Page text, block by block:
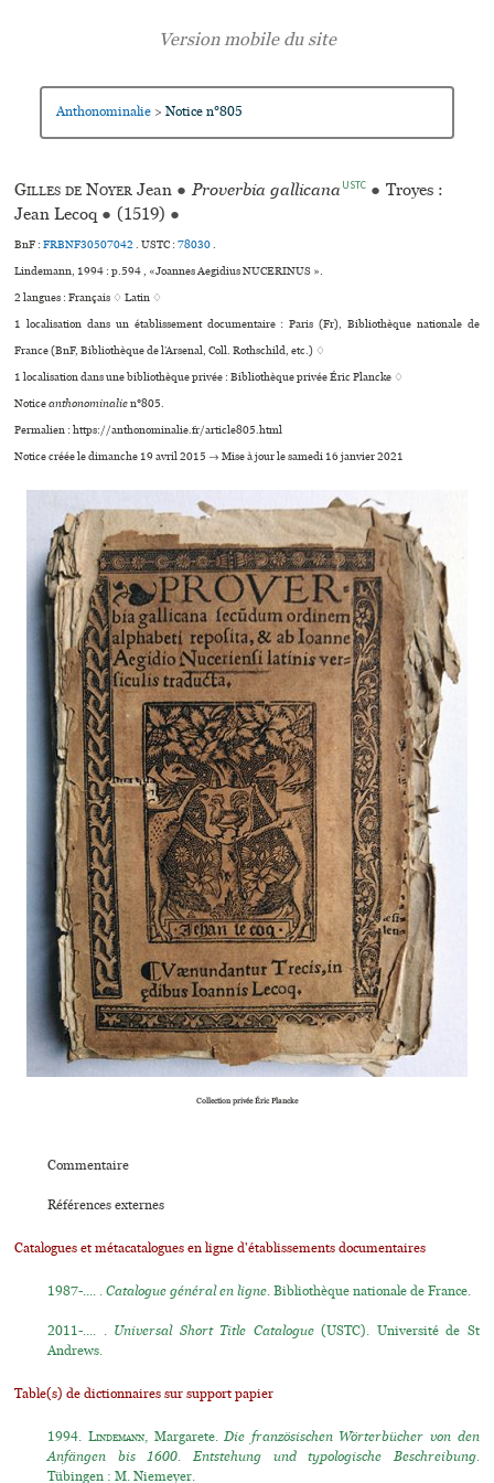
Anthonominalie > Notice n°805
Gilles de Noyer Jean ● Proverbia gallicana USTC ● Troyes :
Jean Lecoq ● (1519) ●
BnF :FRBNF30507042.USTC :78030.
Lindemann, 1994 : p.594 , «Joannes Aegidius NUCERINUS ».
2 langues :Français ♢Latin ♢
1 localisation dans un établissement documentaire : Paris (Fr), Bibliothèque nationale de
France (BnF, Bibliothèque de l’Arsenal, Coll. Rothschild, etc.) ♢
1 localisation dans une bibliothèque privée : Bibliothèque privée Éric Plancke ♢
Noticeanthonominalien°805.
Permalien : https://anthonominalie.fr/article805.html
Notice créée le dimanche 19 avril 2015 → Mise à jour le samedi 16 janvier 2021
Collection privée Éric Plancke
Commentaire
Références externes
Catalogues et métacatalogues en ligne d'établissements documentaires
1987-.... .Catalogue général en ligne. Bibliothèque nationale de France.
2011-.... . Universal Short Title Catalogue(USTC). Université de St
Andrews.
Table(s) de dictionnaires sur support papier
1994.Lindemann, Margarete.Die französischen Wörterbücher von den
Anfängen bis 1600. Entstehung und typologische Beschreibung.
Tübingen : M. Niemeyer.